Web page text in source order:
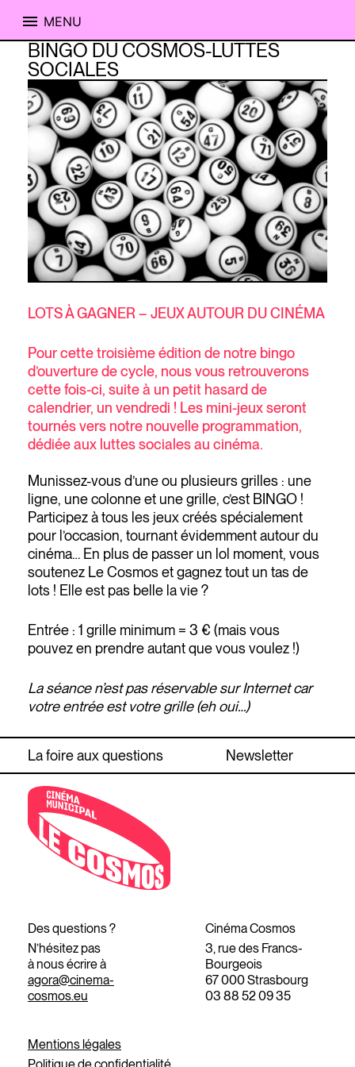
content
MENU
BINGO DU COSMOS-LUTTES
SOCIALES
LOTS À GAGNER – JEUX AUTOUR DU CINÉMA
Pour cette troisième édition de notre bingo
d’ouverture de cycle, nous vous retrouverons
cette fois-ci, suite à un petit hasard de
calendrier, un vendredi ! Les mini-jeux seront
tournés vers notre nouvelle programmation,
dédiée aux luttes sociales au cinéma.
Munissez-vous d’une ou plusieurs grilles : une
ligne, une colonne et une grille, c’est BINGO !
Participez à tous les jeux créés spécialement
pour l’occasion, tournant évidemment autour du
cinéma… En plus de passer un lol moment, vous
soutenez Le Cosmos et gagnez tout un tas de
lots ! Elle est pas belle la vie ?
Entrée : 1 grille minimum = 3 € (mais vous
pouvez en prendre autant que vous voulez !)
La séance n’est pas réservable sur Internet car
votre entrée est votre grille (eh oui…)
La foire aux questions Newsletter
Des questions ?
N’hésitez pas
à nous écrire à
agora@cinema-
cosmos.eu
Cinéma Cosmos
3, rue des Francs-
Bourgeois
67 000 Strasbourg
03 88 52 09 35
Mentions légales